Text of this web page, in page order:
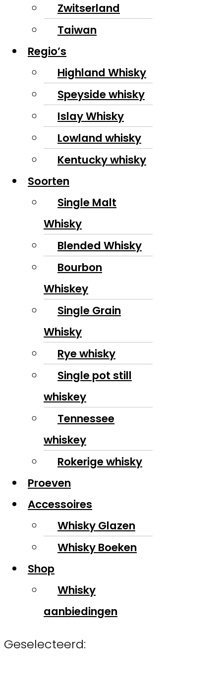
Zwitserland
Taiwan
Regio’s
Highland Whisky
Speyside whisky
Islay Whisky
Lowland whisky
Kentucky whisky
Soorten
Single Malt
Whisky
Blended Whisky
Bourbon
Whiskey
Single Grain
Whisky
Rye whisky
Single pot still
whiskey
Tennessee
whiskey
Rokerige whisky
Proeven
Accessoires
Whisky Glazen
Whisky Boeken
Shop
Whisky
aanbiedingen
Geselecteerd: